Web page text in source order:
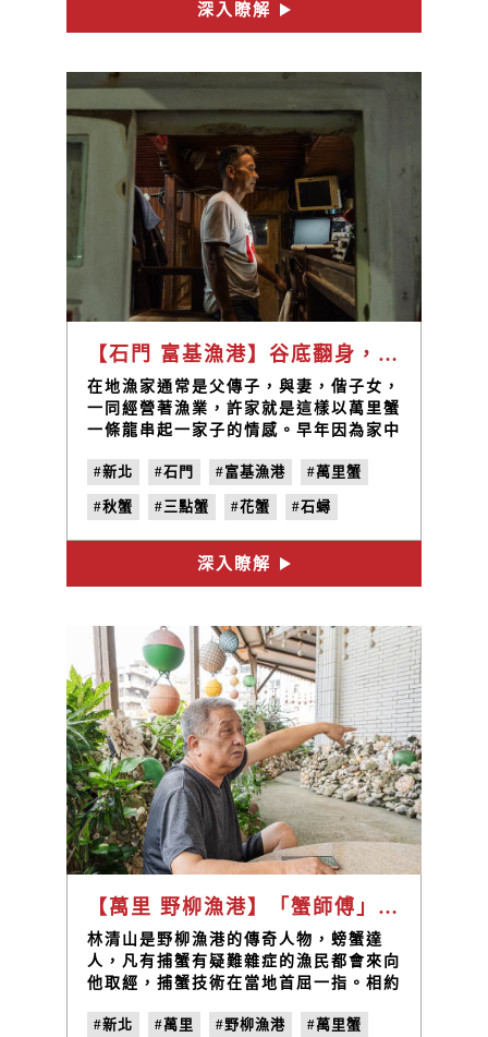
深入瞭解
【石門 富基漁港】谷底翻身，捕蟹扭轉人生 / 許財添
在地漁家通常是父傳子，與妻，偕子女，
一同經營著漁業，許家就是這樣以萬里蟹
一條龍串起一家子的情感。早年因為家中
全賠光，還揹了一億八千萬的債務，原本
家中的漁船是僱員在掌舵，中年潦倒的許
財添自己上船當船長，出海捕蟹為生，背
起家中債務。
#新北 #石門 #富基漁港 #萬里蟹
#秋蟹 #三點蟹 #花蟹 #石蟳
#全勝66 #許財添 #邱慧琪
#vol.4 #地味誌
深入瞭解
【萬里 野柳漁港】「蟹師傅」，行走的捕蟹教科書 / 林清山
林清山是野柳漁港的傳奇人物，螃蟹達
人，凡有捕蟹有疑難雜症的漁民都會來向
他取經，捕蟹技術在當地首屈一指。相約
便，老神在在，完全沒有一般人印象中出
#新北 #萬里 #野柳漁港 #萬里蟹